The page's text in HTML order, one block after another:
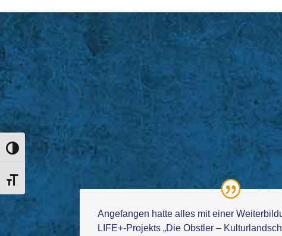
Toggle High Contrast
Toggle Font size
Angefangen hatte alles mit einer
LIFE+-Projekts „Die Obstler –